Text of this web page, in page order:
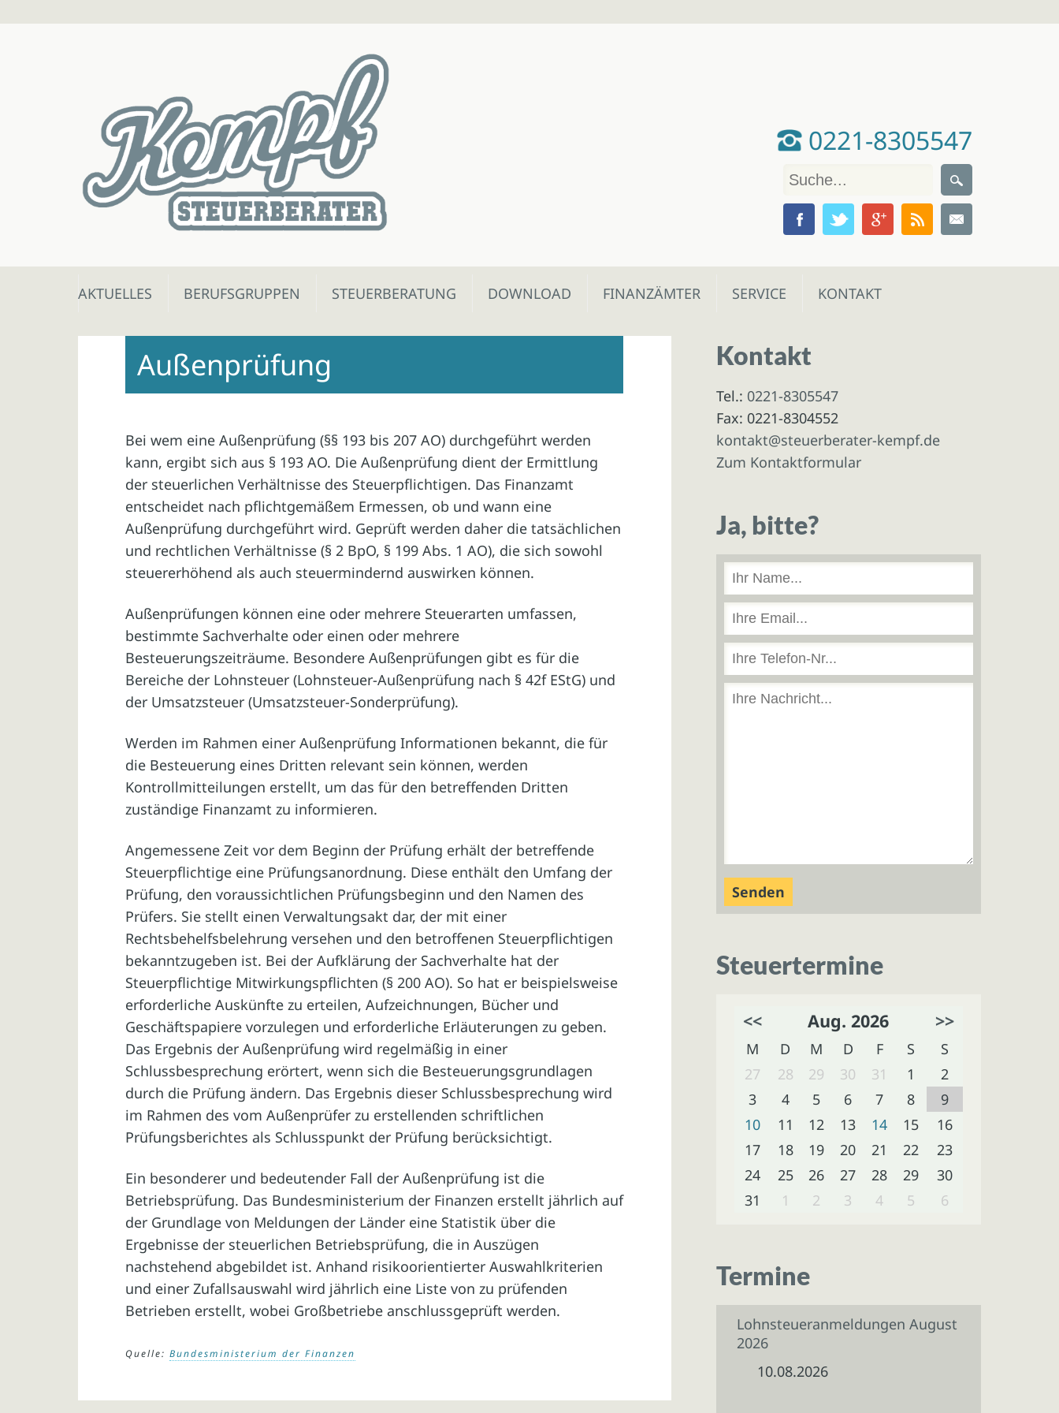
0221-8305547
Skip
AKTUELLES BERUFSGRUPPEN STEUERBERATUNG DOWNLOAD FINANZÄMTER SERVICE KONTAKT
Außenprüfung
Bei wem eine Außenprüfung (§§ 193 bis 207 AO) durchgeführt werden
kann, ergibt sich aus § 193 AO. Die Außenprüfung dient der Ermittlung
der steuerlichen Verhältnisse des Steuerpflichtigen. Das Finanzamt
entscheidet nach pflichtgemäßem Ermessen, ob und wann eine
Außenprüfung durchgeführt wird. Geprüft werden daher die tatsächlichen
und rechtlichen Verhältnisse (§ 2 BpO, § 199 Abs. 1 AO), die sich sowohl
steuererhöhend als auch steuermindernd auswirken können.
Außenprüfungen können eine oder mehrere Steuerarten umfassen,
bestimmte Sachverhalte oder einen oder mehrere
Besteuerungszeiträume. Besondere Außenprüfungen gibt es für die
Bereiche der Lohnsteuer (Lohnsteuer-Außenprüfung nach § 42f EStG) und
der Umsatzsteuer (Umsatzsteuer-Sonderprüfung).
Werden im Rahmen einer Außenprüfung Informationen bekannt, die für
die Besteuerung eines Dritten relevant sein können, werden
Kontrollmitteilungen erstellt, um das für den betreffenden Dritten
zuständige Finanzamt zu informieren.
Angemessene Zeit vor dem Beginn der Prüfung erhält der betreffende
Steuerpflichtige eine Prüfungsanordnung. Diese enthält den Umfang der
Prüfung, den voraussichtlichen Prüfungsbeginn und den Namen des
Prüfers. Sie stellt einen Verwaltungsakt dar, der mit einer
Rechtsbehelfsbelehrung versehen und den betroffenen Steuerpflichtigen
bekanntzugeben ist. Bei der Aufklärung der Sachverhalte hat der
Steuerpflichtige Mitwirkungspflichten (§ 200 AO). So hat er beispielsweise
erforderliche Auskünfte zu erteilen, Aufzeichnungen, Bücher und
Geschäftspapiere vorzulegen und erforderliche Erläuterungen zu geben.
Das Ergebnis der Außenprüfung wird regelmäßig in einer
Schlussbesprechung erörtert, wenn sich die Besteuerungsgrundlagen
durch die Prüfung ändern. Das Ergebnis dieser Schlussbesprechung wird
im Rahmen des vom Außenprüfer zu erstellenden schriftlichen
Prüfungsberichtes als Schlusspunkt der Prüfung berücksichtigt.
Ein besonderer und bedeutender Fall der Außenprüfung ist die
Betriebsprüfung. Das Bundesministerium der Finanzen erstellt jährlich auf
der Grundlage von Meldungen der Länder eine Statistik über die
Ergebnisse der steuerlichen Betriebsprüfung, die in Auszügen
nachstehend abgebildet ist. Anhand risikoorientierter Auswahlkriterien
und einer Zufallsauswahl wird jährlich eine Liste von zu prüfenden
Betrieben erstellt, wobei Großbetriebe anschlussgeprüft werden.
Quelle:Bundesministerium der Finanzen
Kontakt
Tel.: 0221-8305547
Fax: 0221-8304552
kontakt@steuerberater-kempf.de
Zum Kontaktformular
Ja, bitte?
Steuertermine
<< Aug. 2026 >>
M D M D F S
S
27
28 29 30 31 1
2
3
4 5 6 7 8
9
10
11 12 13 14 15
16
17
18 19 20 21 22
23
24
25 26 27 28 29
30
31
1 2 3 4 5 6
Termine
Lohnsteueranmeldungen August
2026
10.08.2026